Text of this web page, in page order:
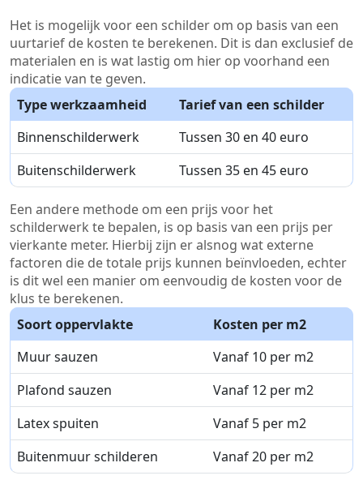
Het is mogelijk voor een schilder om op basis van een
uurtarief de kosten te berekenen. Dit is dan exclusief de
materialen en is wat lastig om hier op voorhand een
indicatie van te geven.
Type werkzaamheid
Tarief van een schilder
Binnenschilderwerk
Tussen 30 en 40 euro
Buitenschilderwerk
Tussen 35 en 45 euro
Een andere methode om een prijs voor het
schilderwerk te bepalen, is op basis van een prijs per
vierkante meter. Hierbij zijn er alsnog wat externe
factoren die de totale prijs kunnen beïnvloeden, echter
is dit wel een manier om eenvoudig de kosten voor de
klus te berekenen.
Soort oppervlakte
Kosten per m2
Muur sauzen
Vanaf 10 per m2
Plafond sauzen
Vanaf 12 per m2
Latex spuiten
Vanaf 5 per m2
Buitenmuur schilderen
Vanaf 20 per m2